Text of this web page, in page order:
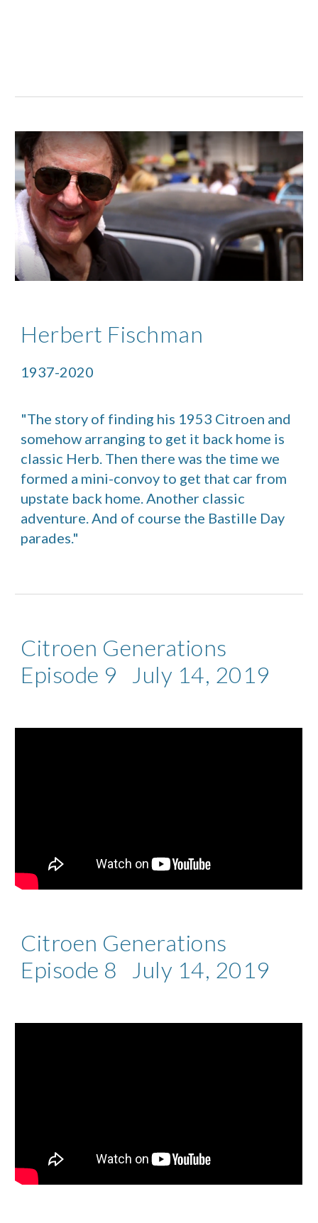
Herbert Fischman
1937-2020
"The story of finding his 1953 Citroen and
somehow arranging to get it back home is
classic Herb. Then there was the time we
formed a mini-convoy to get that car from
upstate back home. Another classic
adventure. And of course the Bastille Day
parades."
Citroen Generations
Episode 9 July 14, 2019
Citroen Generations
Episode 8 July 14, 2019